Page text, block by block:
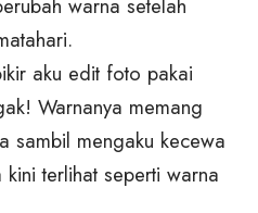
warna setelah
aku edit foto pakai
Warnanya memang
sambil mengaku kecewa
terlihat seperti warna